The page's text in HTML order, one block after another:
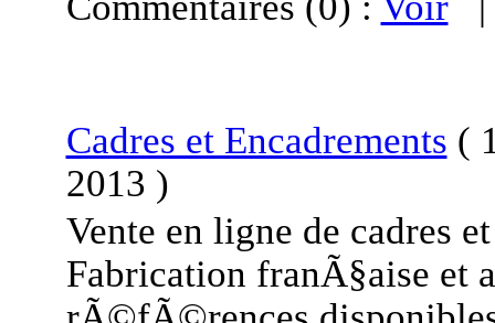
Cadres et Encadrements (
2013 )
Vente en ligne de cadres
Fabrication franÃ§aise et